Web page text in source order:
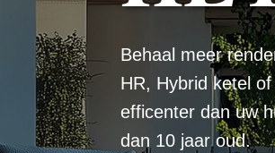
Behaal meer
HR, Hybrid ketel
efficenter dan uw
dan 10 jaar oud.